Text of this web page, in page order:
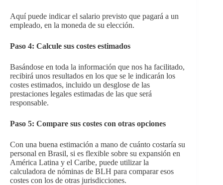
Aquí puede indicar el salario previsto que pagará a un
empleado, en la moneda de su elección.
Paso 4: Calcule sus costes estimados
Basándose en toda la información que nos ha facilitado,
recibirá unos resultados en los que se le indicarán los
costes estimados, incluido un desglose de las
prestaciones legales estimadas de las que será
responsable.
Paso 5: Compare sus costes con otras opciones
Con una buena estimación a mano de cuánto costaría su
personal en Brasil, si es flexible sobre su expansión en
América Latina y el Caribe, puede utilizar la
calculadora de nóminas de BLH para comparar esos
costes con los de otras jurisdicciones.